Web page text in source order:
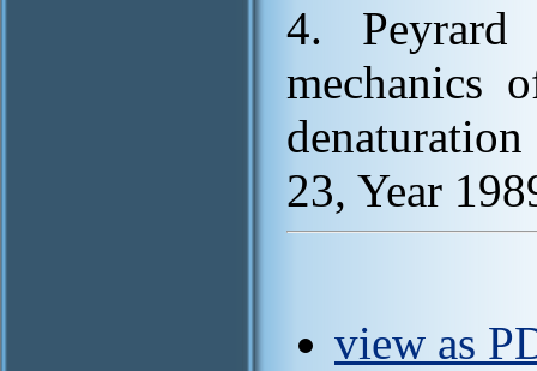
4.
mechanics
23, Year
view as